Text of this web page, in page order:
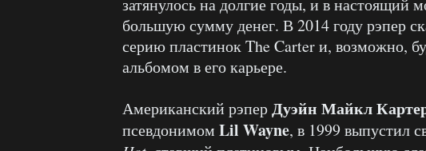
затянулось на долгие годы, и в настоящий
большую сумму денег. В 2014 году рэпер
серию пластинок The Carter и, возможно,
альбомом в его карьере.
Американский рэперДуэйн Майкл
псевдонимом Lil Wayne, в 1999 выпустил